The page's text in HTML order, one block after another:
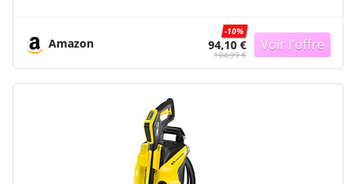
Pistolet Haute Pression, Lance, Rotabuse
Amazon 94,10 €
-10%
104,99 €